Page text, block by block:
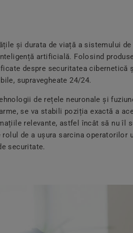
și durata de viață a sistemului
artificială. Folosind
despre securitatea cibernetică
supravegheate 24/24.
de rețele neuronale și
se va stabili poziția exactă a
relevante, astfel încât să nu îl
rolul de a ușura sarcina
securitate.